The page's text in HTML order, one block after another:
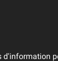
d'information